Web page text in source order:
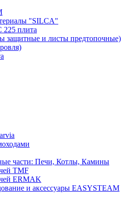
"SILCA"
плита
защитные и листы предтопочные)
части: Печи, Котлы, Камины
TMF
ERMAK
и аксессуары EASYSTEAM